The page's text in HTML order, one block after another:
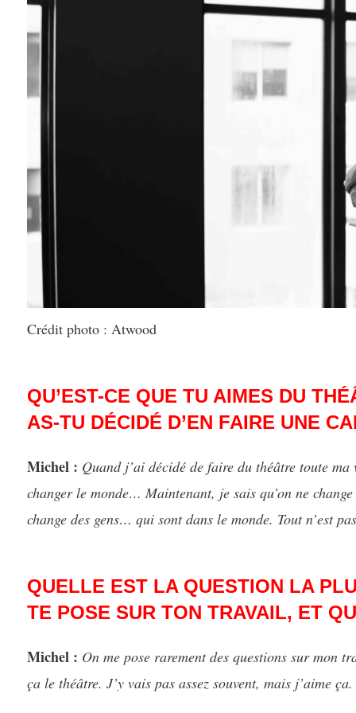
Crédit photo : Atwood
QU’EST-CE QUE TU AIMES DU
AS-TU DÉCIDÉ D’EN FAIRE UNE
Michel : Quand j’ai décidé de faire du théâtre toute
changer le monde… Maintenant, je sais qu’on ne
change des gens… qui sont dans le monde. Tout n’est
QUELLE EST LA QUESTION LA
TE POSE SUR TON TRAVAIL, ET
Michel : On me pose rarement des questions sur mon
ça le théâtre. J’y vais pas assez souvent, mais j’aime